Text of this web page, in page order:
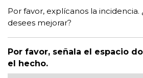
Por favor, explícanos la incidencia.
desees mejorar?
Por favor, señala el espacio
el hecho.